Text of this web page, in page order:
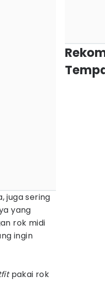
juga sering
yang
rok midi
ingin
pakai rok